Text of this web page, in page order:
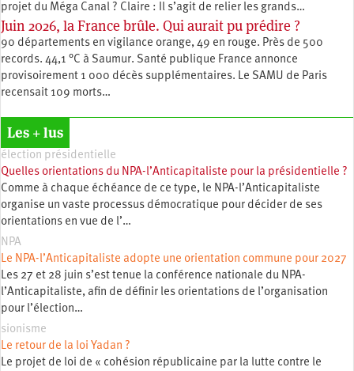
projet du Méga Canal ? Claire : Il s’agit de relier les grands…
Juin 2026, la France brûle. Qui aurait pu prédire ?
90 départements en vigilance orange, 49 en rouge. Près de 500
records. 44,1 °C à Saumur. Santé publique France annonce
provisoirement 1 000 décès supplémentaires. Le SAMU de Paris
recensait 109 morts…
Les + lus
élection présidentielle
Quelles orientations du NPA-l’Anticapitaliste pour la présidentielle ?
Comme à chaque échéance de ce type, le NPA-l’Anticapitaliste
organise un vaste processus démocratique pour décider de ses
orientations en vue de l’…
NPA
Le NPA-l’Anticapitaliste adopte une orientation commune pour 2027
Les 27 et 28 juin s’est tenue la conférence nationale du NPA-
l’Anticapitaliste, afin de définir les orientations de l’organisation
pour l’élection…
sionisme
Le retour de la loi Yadan ?
Le projet de loi de « cohésion républicaine par la lutte contre le